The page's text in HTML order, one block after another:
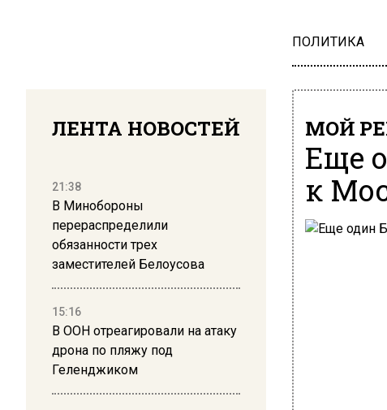
ПОЛИТИКА
ЛЕНТА НОВОСТЕЙ
21:38
В Минобороны
перераспределили
обязанности трех
заместителей Белоусова
15:16
В ООН отреагировали на атаку
дрона по пляжу под
Геленджиком
МОЙ
Еще
к